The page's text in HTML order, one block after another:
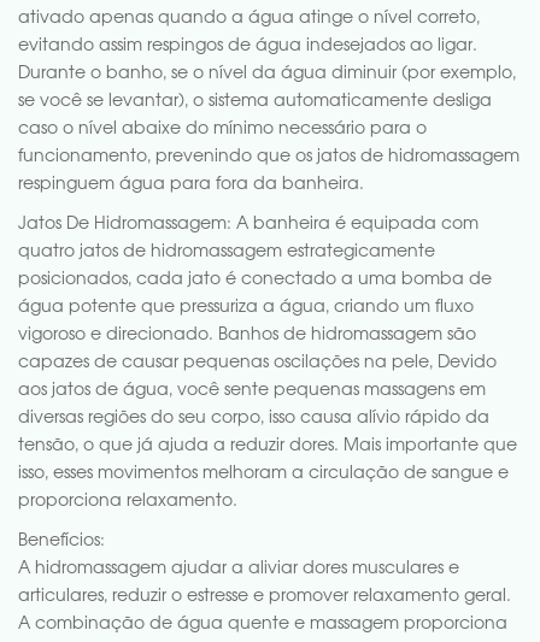
ativado apenas quando a água atinge o nível correto,
evitando assim respingos de água indesejados ao ligar.
Durante o banho, se o nível da água diminuir (por exemplo,
se você se levantar), o sistema automaticamente desliga
caso o nível abaixe do mínimo necessário para o
funcionamento, prevenindo que os jatos de hidromassagem
respinguem água para fora da banheira.
Jatos De Hidromassagem: A banheira é equipada com
quatro jatos de hidromassagem estrategicamente
posicionados, cada jato é conectado a uma bomba de
água potente que pressuriza a água, criando um fluxo
vigoroso e direcionado. Banhos de hidromassagem são
capazes de causar pequenas oscilações na pele, Devido
aos jatos de água, você sente pequenas massagens em
diversas regiões do seu corpo, isso causa alívio rápido da
tensão, o que já ajuda a reduzir dores. Mais importante que
isso, esses movimentos melhoram a circulação de sangue e
proporciona relaxamento.
Benefícios:
A hidromassagem ajudar a aliviar dores musculares e
articulares, reduzir o estresse e promover relaxamento geral.
A combinação de água quente e massagem proporciona